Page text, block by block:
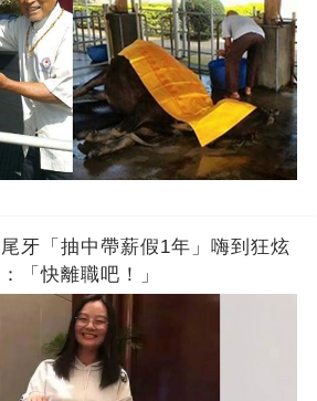
牙「抽中帶薪假1年」嗨到狂炫
「快離職吧！」